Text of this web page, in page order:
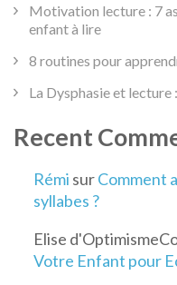
Motivation lecture : 7
enfant à lire
8 routines pour
La Dysphasie et lecture
Recent
Rémi surComment
syllabes ?
Elise
Votre Enfant pour